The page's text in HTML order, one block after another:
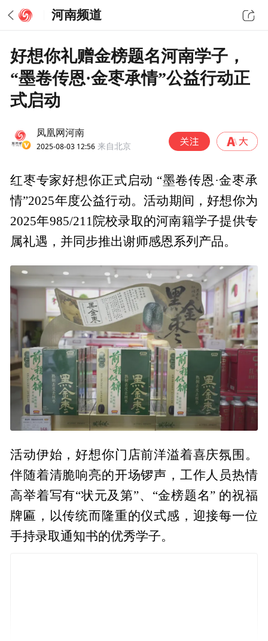
河南频道
好想你礼赠金榜题名河南学子，
“墨卷传恩·金枣承情”公益行动正
式启动
凤凰网河南
2025-08-03 12:56 来自北京
红枣专家好想你正式启动 “墨卷传恩·金枣承
情”2025年度公益行动。活动期间，好想你为
2025年985/211院校录取的河南籍学子提供专
属礼遇，并同步推出谢师感恩系列产品。
活动伊始，好想你门店前洋溢着喜庆氛围。
伴随着清脆响亮的开场锣声，工作人员热情
高举着写有“状元及第”、“金榜题名” 的祝福
牌匾，以传统而隆重的仪式感，迎接每一位
手持录取通知书的优秀学子。